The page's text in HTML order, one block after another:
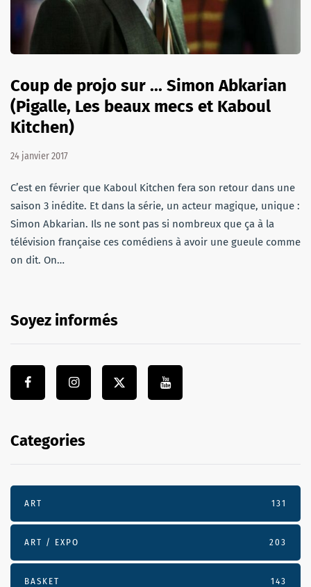
Coup de projo sur ... Simon Abkarian
(Pigalle, Les beaux mecs et Kaboul
Kitchen)
24 janvier 2017
C’est en février que Kaboul Kitchen fera son retour dans une
saison 3 inédite. Et dans la série, un acteur magique, unique :
Simon Abkarian. Ils ne sont pas si nombreux que ça à la
télévision française ces comédiens à avoir une gueule comme
on dit. On…
Soyez informés
Categories
ART 131
ART / EXPO 203
BASKET 143